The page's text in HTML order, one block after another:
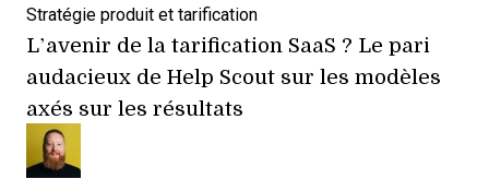
Stratégie produit et tarification
L’avenir de la tarification SaaS ? Le pari
audacieux de Help Scout sur les modèles
axés sur les résultats